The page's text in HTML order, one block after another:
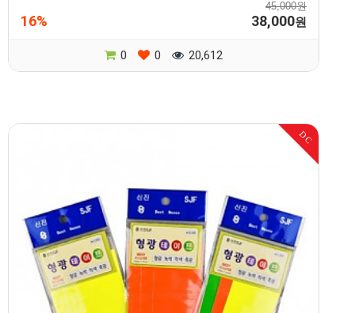
45,000원
16% 38,000원
0 0 20,612
DC